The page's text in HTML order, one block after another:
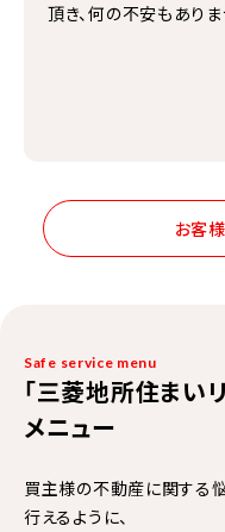
頂き、何の不安もありま
お客
Safe service menu
「三菱地所住まい
メニュー
買主様の不動産に関する
行えるように、